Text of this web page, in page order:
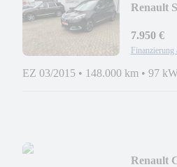
Renault
7.950 €
Finanzierung
EZ 03/2015 • 148.000 km • 97
Renault